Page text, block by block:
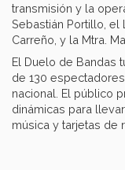
transmisión y la
Sebastián Portillo, el
Carreño, y la Mtra.
El Duelo de Bandas
de 130
nacional. El público
dinámicas para
música y tarjetas de